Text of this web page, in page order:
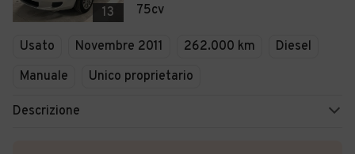
13
75cv
Usato Novembre 2011 262.000 km
Diesel
Manuale
Unico proprietario
Descrizione